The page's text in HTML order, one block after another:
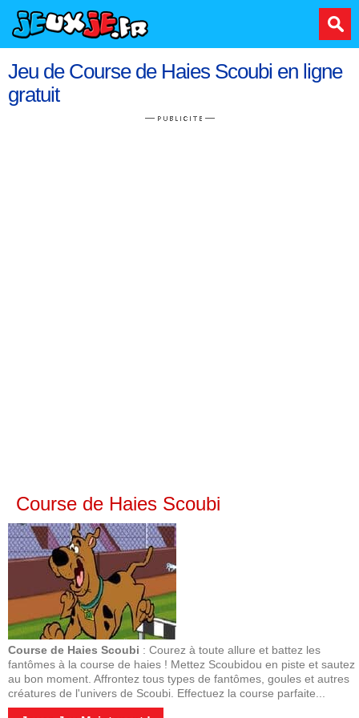
Jeu de Course de Haies Scoubi en ligne
gratuit
Course de Haies Scoubi
Course de Haies Scoubi : Courez à toute allure et battez les
fantômes à la course de haies ! Mettez Scoubidou en piste et sautez
au bon moment. Affrontez tous types de fantômes, goules et autres
créatures de l'univers de Scoubi. Effectuez la course parfaite...